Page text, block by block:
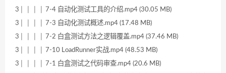
3│ │ │ │ 7-4 自动化测试工具的介绍.mp4 (30.05 MB)
3│ │ │ │ 7-3 自动化测试概述.mp4 (17.48 MB)
3│ │ │ │ 7-2 白盒测试方法之逻辑覆盖.mp4 (37.46 MB)
3│ │ │ │ 7-10 LoadRunner实战.mp4 (48.53 MB)
3│ │ │ │ 7-1 白盒测试之代码审查.mp4 (20.6 MB)